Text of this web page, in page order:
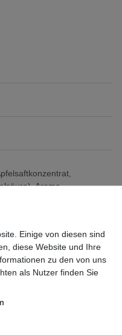
Aroma
und
99734 Nordhausen / Harz
Einige von diesen sind
diese Website und Ihre
zu den von uns
als Nutzer finden Sie